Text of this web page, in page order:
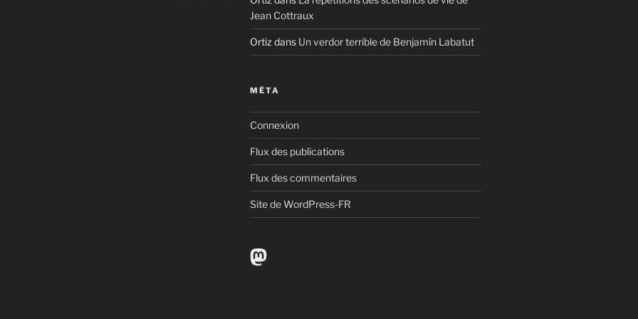
Jean Cottraux
Ortiz dans Un verdor terrible de Benjamín Labatut
MÉTA
Connexion
Flux des publications
Flux des commentaires
Site de WordPress-FR
Mastodon